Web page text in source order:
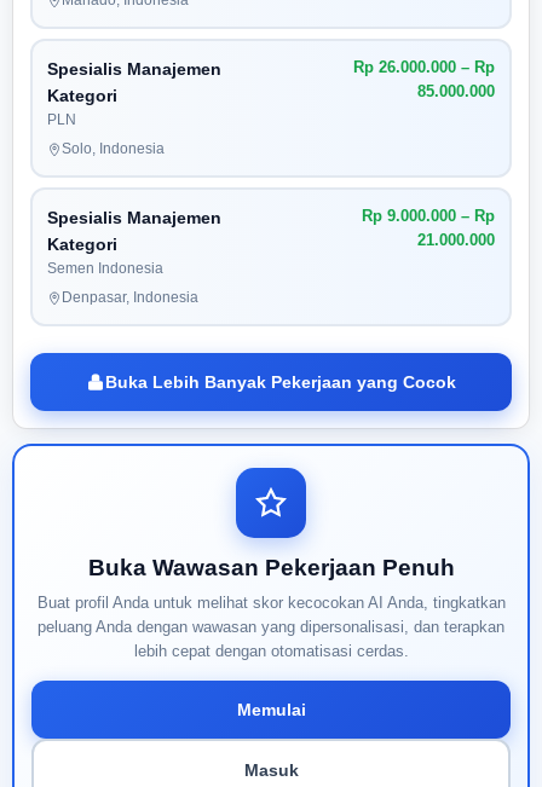
Spesialis Manajemen
Kategori
PLN
Rp 26.000.000 – Rp
85.000.000
Solo, Indonesia
Spesialis Manajemen
Kategori
Semen Indonesia
Rp 9.000.000 – Rp
21.000.000
Denpasar, Indonesia
Buka Lebih Banyak Pekerjaan yang Cocok
Buka Wawasan Pekerjaan Penuh
Buat profil Anda untuk melihat skor kecocokan AI Anda, tingkatkan
peluang Anda dengan wawasan yang dipersonalisasi, dan terapkan
lebih cepat dengan otomatisasi cerdas.
Memulai
Masuk